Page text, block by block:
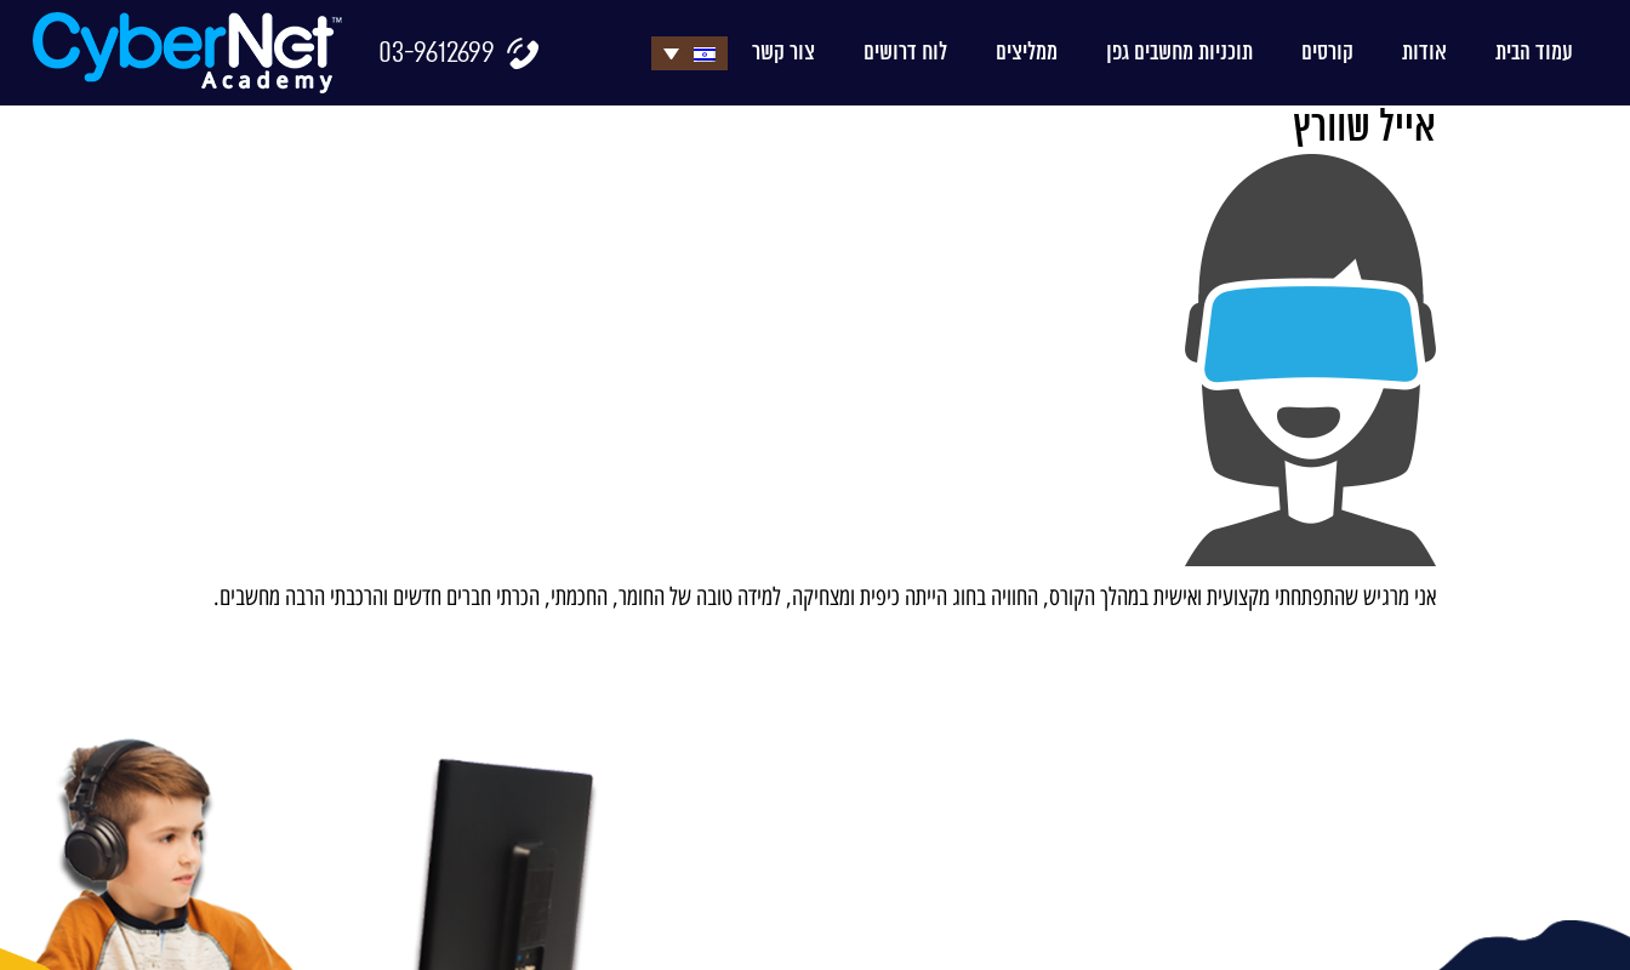
עמוד הבית אודות קורסים תוכניות מחשבים גפן ממליצים לוח דרושים צור קשר 03-9612699
אייל שוורץ
אני מרגיש שהתפתחתי מקצועית ואישית במהלך הקורס, החוויה בחוג הייתה כיפית ומצחיקה, למידה טובה של החומר, החכמתי, הכרתי חברים חדשים והרכבתי הרבה מחשבים.